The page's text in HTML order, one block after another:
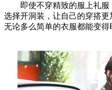
即使不穿精致的服上礼服
选择开洞装，让自己的穿搭更
无论多么简单的衣服都能变得